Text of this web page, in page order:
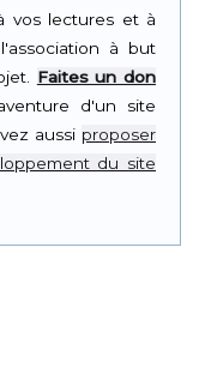
vos lectures et à
à but
Faites un don
d'un site
aussi proposer
du site